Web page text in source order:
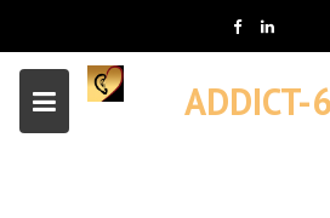
content
ADDICT-